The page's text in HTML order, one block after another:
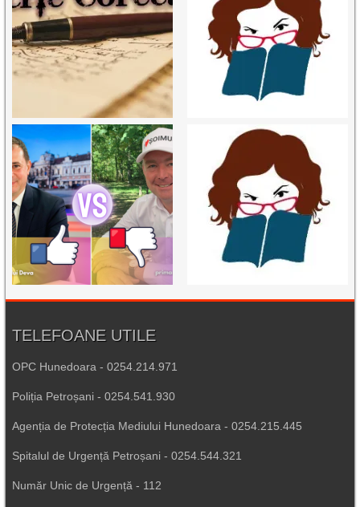
TELEFOANE UTILE
OPC Hunedoara - 0254.214.971
Poliția Petroșani - 0254.541.930
Agenția de Protecția Mediului Hunedoara - 0254.215.445
Spitalul de Urgență Petroșani - 0254.544.321
Număr Unic de Urgență - 112